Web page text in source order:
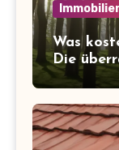
Was
Die
Kosten